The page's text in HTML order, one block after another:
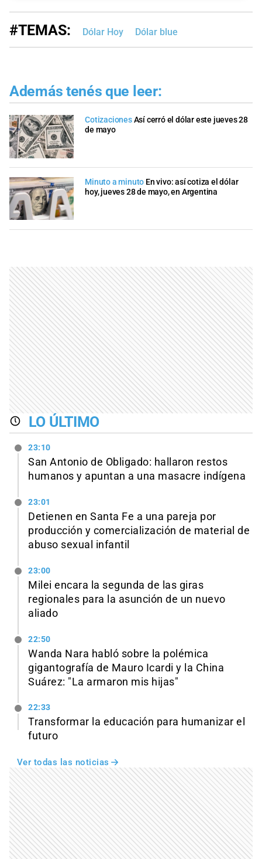
#TEMAS: Dólar Hoy Dólar blue
Además tenés que leer:
CotizacionesAsí cerró el dólar este jueves 28
de mayo
Minuto a minuto En vivo: así cotiza el dólar
hoy, jueves 28 de mayo, en Argentina
LO ÚLTIMO
23:10
San Antonio de Obligado: hallaron restos
humanos y apuntan a una masacre indígena
23:01
Detienen en Santa Fe a una pareja por
producción y comercialización de material de
abuso sexual infantil
23:00
Milei encara la segunda de las giras
regionales para la asunción de un nuevo
aliado
22:50
Wanda Nara habló sobre la polémica
gigantografía de Mauro Icardi y la China
Suárez: "La armaron mis hijas"
22:33
Transformar la educación para humanizar el
futuro
Ver todas las noticias